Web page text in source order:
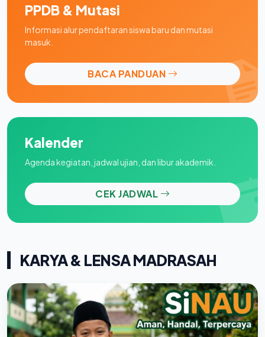
PPDB & Mutasi
Informasi alur pendaftaran siswa baru dan mutasi
masuk.
BACA PANDUAN
Kalender
Agenda kegiatan, jadwal ujian, dan libur akademik.
CEK JADWAL
KARYA & LENSA MADRASAH